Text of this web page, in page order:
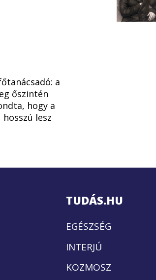
a
őszintén
hogy a
lesz
TUDÁS.HU
EGÉSZSÉG
INTERJÚ
KOZMOSZ